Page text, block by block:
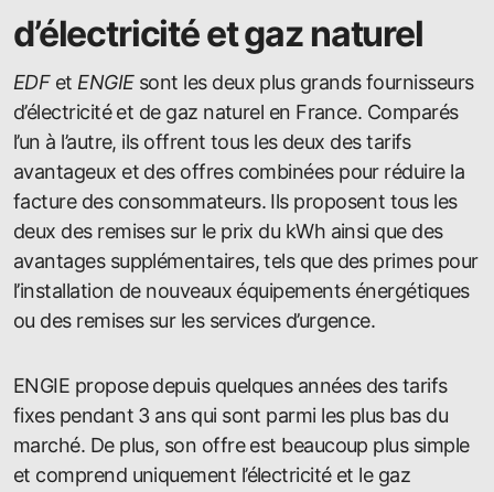
d’électricité et gaz naturel
EDFet ENGIEsont les deux plus grands fournisseurs
d’électricité et de gaz naturel en France. Comparés
l’un à l’autre, ils offrent tous les deux des tarifs
avantageux et des offres combinées pour réduire la
facture des consommateurs. Ils proposent tous les
deux des remises sur le prix du kWh ainsi que des
avantages supplémentaires, tels que des primes pour
l’installation de nouveaux équipements énergétiques
ou des remises sur les services d’urgence.
ENGIE propose depuis quelques années des tarifs
fixes pendant 3 ans qui sont parmi les plus bas du
marché. De plus, son offre est beaucoup plus simple
et comprend uniquement l’électricité et le gaz